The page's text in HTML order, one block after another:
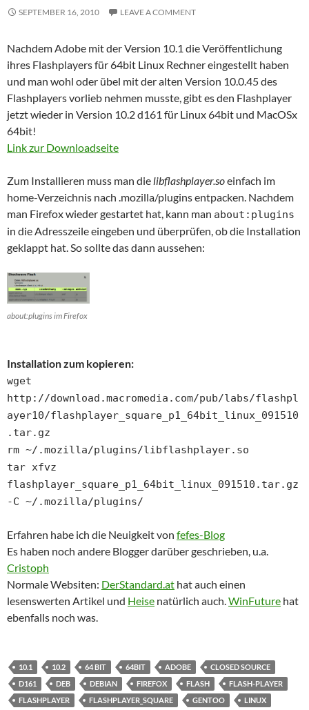
SEPTEMBER 16, 2010 LEAVE A COMMENT
Nachdem Adobe mit der Version 10.1 die Veröffentlichung
ihres Flashplayers für 64bit Linux Rechner eingestellt haben
und man wohl oder übel mit der alten Version 10.0.45 des
Flashplayers vorlieb nehmen musste, gibt es den Flashplayer
jetzt wieder in Version 10.2 d161 für Linux 64bit und MacOSx
64bit!
Link zur Downloadseite
Zum Installieren muss man die libflashplayer.soeinfach im
home-Verzeichnis nach .mozilla/plugins entpacken. Nachdem
man Firefox wieder gestartet hat, kann man about:plugins
in die Adresszeile eingeben und überprüfen, ob die Installation
geklappt hat. So sollte das dann aussehen:
about:plugins im Firefox
Installation zum kopieren:
wget
http://download.macromedia.com/pub/labs/flashpl
ayer10/flashplayer_square_p1_64bit_linux_091510
.tar.gz
rm ~/.mozilla/plugins/libflashplayer.so
tar xfvz
flashplayer_square_p1_64bit_linux_091510.tar.gz
-C ~/.mozilla/plugins/
Erfahren habe ich die Neuigkeit von fefes-Blog
Es haben noch andere Blogger darüber geschrieben, u.a.
Cristoph
Normale Websiten: DerStandard.at hat auch einen
lesenswerten Artikel und Heise natürlich auch.WinFuture hat
ebenfalls noch was.
10.1 10.2 64 BIT 64BIT ADOBE
CLOSED SOURCE
D161
DEB DEBIAN FIREFOX FLASH
FLASH-PLAYER
FLASHPLAYER
FLASHPLAYER_SQUARE GENTOO LINUX